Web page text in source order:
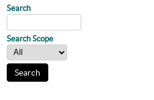
Search
Search Scope